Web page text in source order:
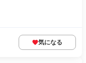
気になる